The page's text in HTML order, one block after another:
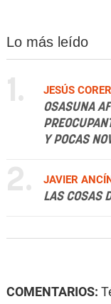
Lo más leído
1.
JESÚS
OSASUNA
Y POCAS
2.
JAVIER
LAS COSAS
COMENTARIOS: